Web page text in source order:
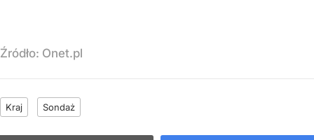
Źródło: Onet.pl
Kraj Sondaż